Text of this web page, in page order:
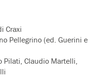
Craxi
Pellegrino (ed. Guerini e
Pilati, Claudio Martelli,